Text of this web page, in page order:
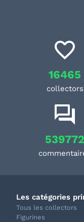
16465
collectors
539772
Les catégories
Tous les collectors
Figurines